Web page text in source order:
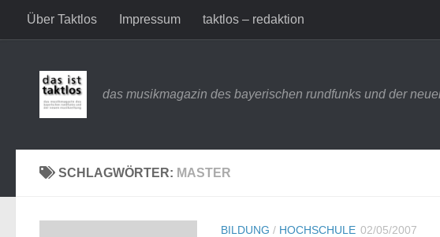
Zum Inhalt springen
Über Taktlos Impressum taktlos – redaktion
das musikmagazin des bayerischen rundfunks und der
SCHLAGWÖRTER: MASTER
BILDUNG / HOCHSCHULE 02/05/2007